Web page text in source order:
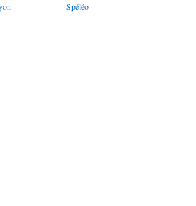
Spéléo